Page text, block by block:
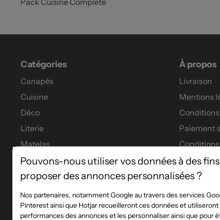
Pack Cuisine Complete
Catégories
Canapés
Cuisine
Déco
Literie
Matelas
Meubles
Tables à manger
À propos
Livraison
Mentions
Paiement
Garanties
Tous nos
Les
Pouvons-nous utiliser vos données à des
proposer des annonces personnalisées ?
Nos partenaires, notamment Google au travers des services
Pinterest ainsi que Hotjar recueilleront ces données et
performances des annonces et les personnaliser ainsi que pour